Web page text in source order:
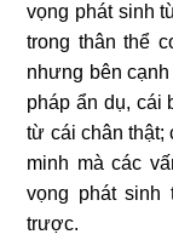
vọng phát sinh
trong thân thể
nhưng bên
pháp ẩn dụ, cái
từ cái chân thật;
minh mà các
vọng phát
trược.